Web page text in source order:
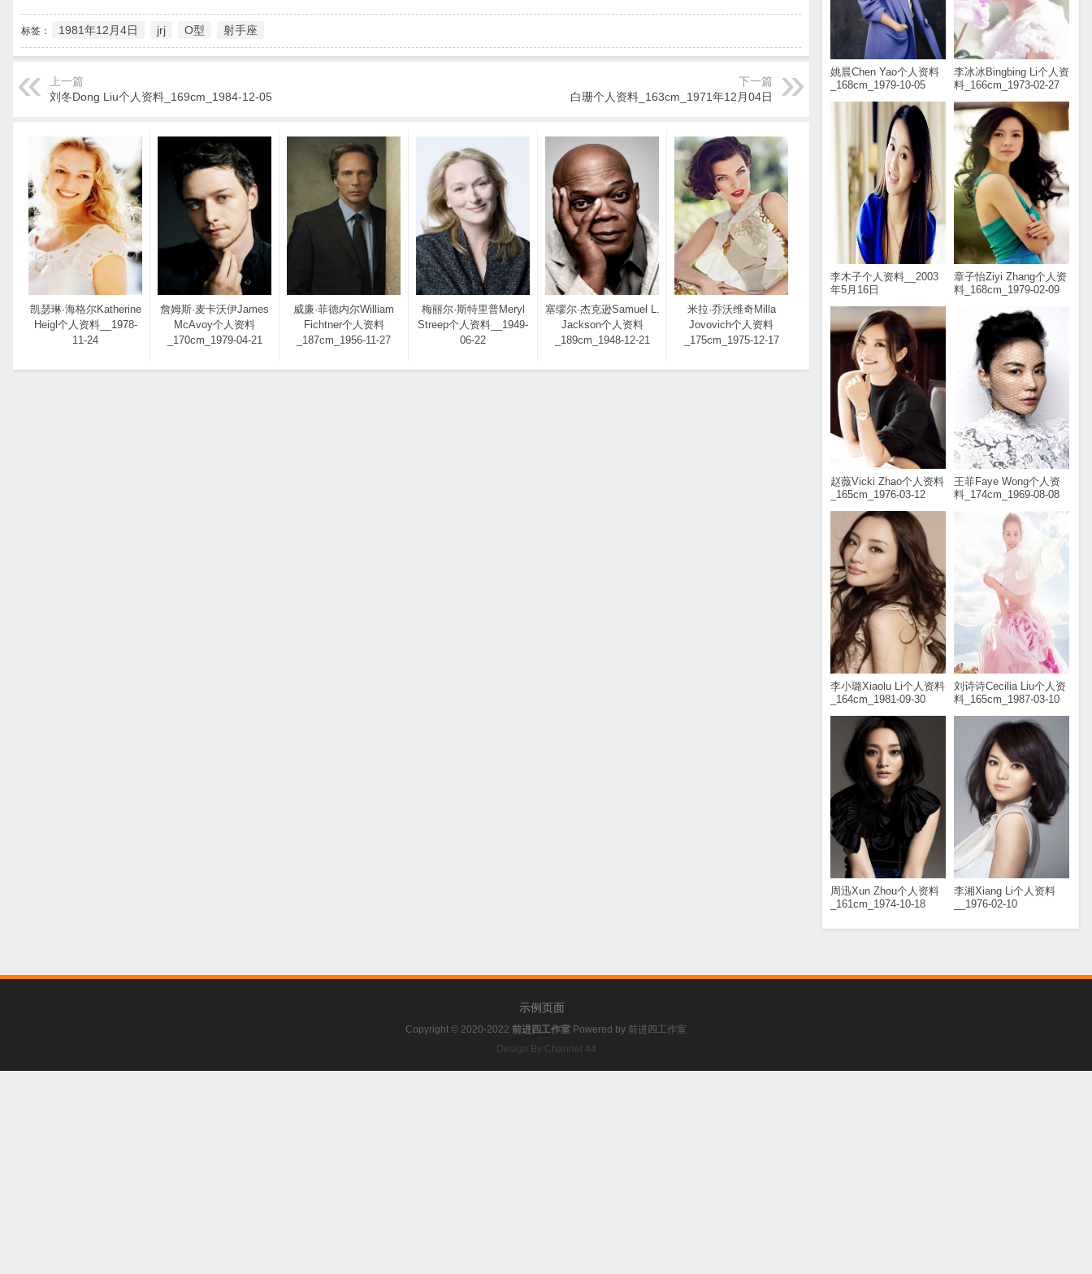
姚晨Chen Yao个人资料
_168cm_1979-10-05
李冰冰Bingbing Li个人资
料_166cm_1973-02-27
李木子个人资料__2003
年5月16日
章子怡Ziyi Zhang个人资
料_168cm_1979-02-09
赵薇Vicki Zhao个人资料
_165cm_1976-03-12
王菲Faye Wong个人资
料_174cm_1969-08-08
李小璐Xiaolu Li个人资料
_164cm_1981-09-30
刘诗诗Cecilia Liu个人资
料_165cm_1987-03-10
周迅Xun Zhou个人资料
_161cm_1974-10-18
李湘Xiang Li个人资料
__1976-02-10
标签： 1981年12月4日 jrj O型 射手座
上一篇
刘冬Dong Liu个人资料_169cm_1984-12-05
下一篇
白珊个人资料_163cm_1971年12月04日
凯瑟琳·海格尔Katherine
Heigl个人资料__1978-
11-24
詹姆斯·麦卡沃伊James
McAvoy个人资料
_170cm_1979-04-21
威廉·菲德内尔William
Fichtner个人资料
_187cm_1956-11-27
梅丽尔·斯特里普Meryl
Streep个人资料__1949-
06-22
塞缪尔·杰克逊Samuel L.
Jackson个人资料
_189cm_1948-12-21
米拉·乔沃维奇Milla
Jovovich个人资料
_175cm_1975-12-17
示例页面
Copyright © 2020-2022 前进四工作室 Powered by 前进四工作室
Design By Channel 44